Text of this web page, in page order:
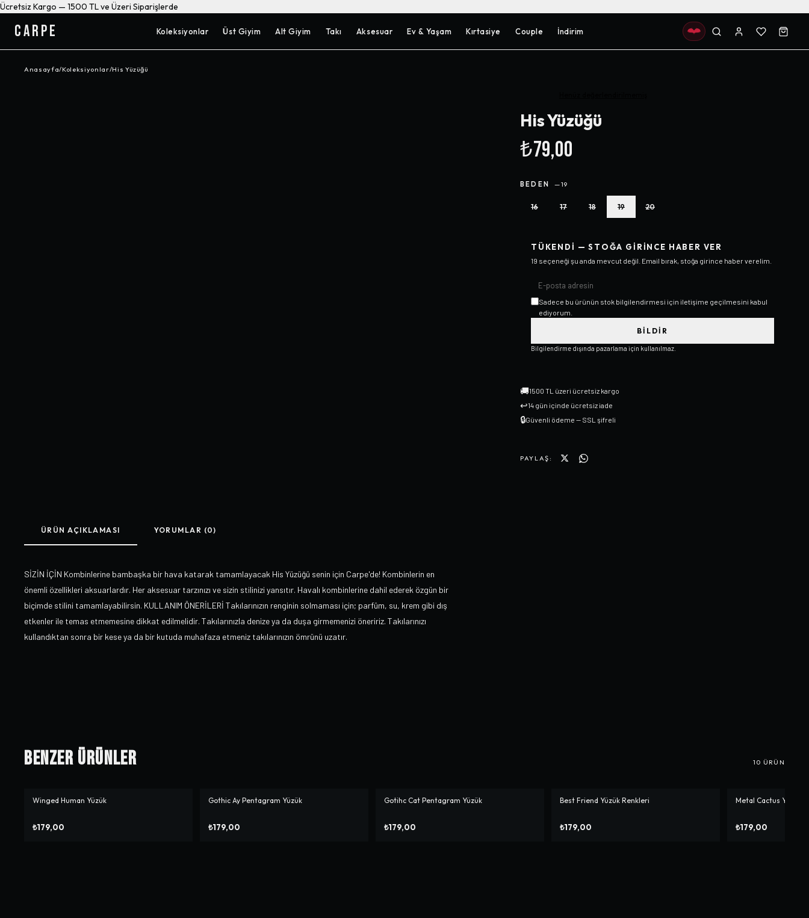
Ücretsiz Kargo — 1500 TL ve Üzeri Siparişlerde
CARPE Koleksiyonlar Üst Giyim Alt Giyim Takı Aksesuar Ev & Yaşam Kırtasiye Couple İndirim
Anasayfa/Koleksiyonlar/His Yüzüğü
His Yüzüğü
₺79,00
BEDEN —19
16 17 18 19 20
TÜKENDI — STOĞA GIRINCE HABER VER
19 seçeneği şu anda mevcut değil. Email bırak, stoğa girince haber verelim.
Sadece bu ürünün stok bilgilendirmesi için iletişime geçilmesini kabul
ediyorum.
BILDIR
Bilgilendirme dışında pazarlama için kullanılmaz.
🚚1500 TL üzeri ücretsiz kargo
↩14 gün içinde ücretsiz iade
🔒Güvenli ödeme — SSL şifreli
PAYLAŞ:
ÜRÜN AÇIKLAMASI YORUMLAR (0)
SİZİN İÇİN Kombinlerine bambaşka bir hava katarak tamamlayacak His Yüzüğü senin için Carpe'de! Kombinlerin en
önemli özellikleri aksuarlardır. Her aksesuar tarzınızı ve sizin stilinizi yansıtır. Havalı kombinlerine dahil ederek özgün bir
biçimde stilini tamamlayabilirsin. KULLANIM ÖNERİLERİ Takılarınızın renginin solmaması için; parfüm, su, krem gibi dış
etkenler ile temas etmemesine dikkat edilmelidir. Takılarınızla denize ya da duşa girmemenizi öneririz. Takılarınızı
kullandıktan sonra bir kese ya da bir kutuda muhafaza etmeniz takılarınızın ömrünü uzatır.
Benzer Ürünler 10 ÜRÜN
Winged Human Yüzük
₺179,00
Gothic Ay Pentagram Yüzük
₺179,00
Gotihc Cat Pentagram Yüzük
₺179,00
Best Friend Yüzük Renkleri
₺179,00
Metal Cactus Yüzük
₺179,00